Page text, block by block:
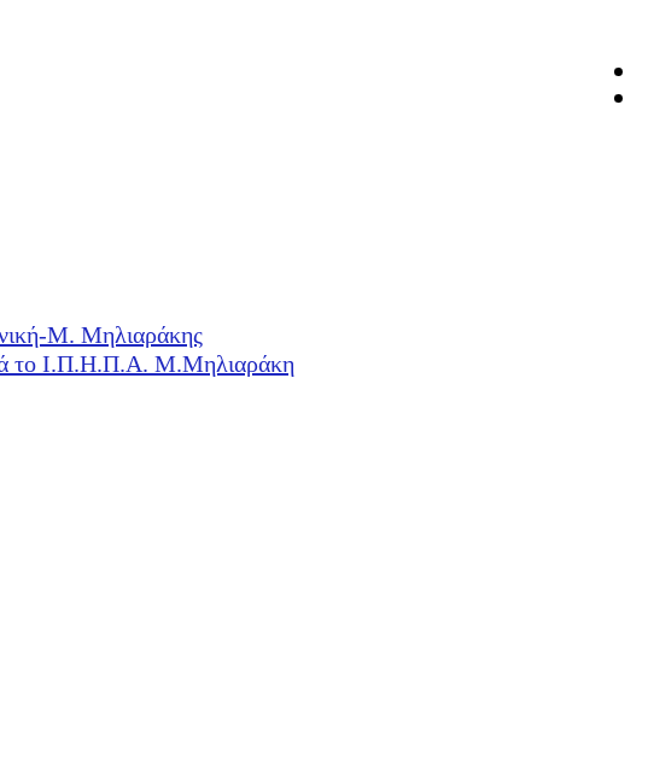
Μ. Μηλιαράκης
το Ι.Π.Η.Π.Α. Μ.Μηλιαράκη